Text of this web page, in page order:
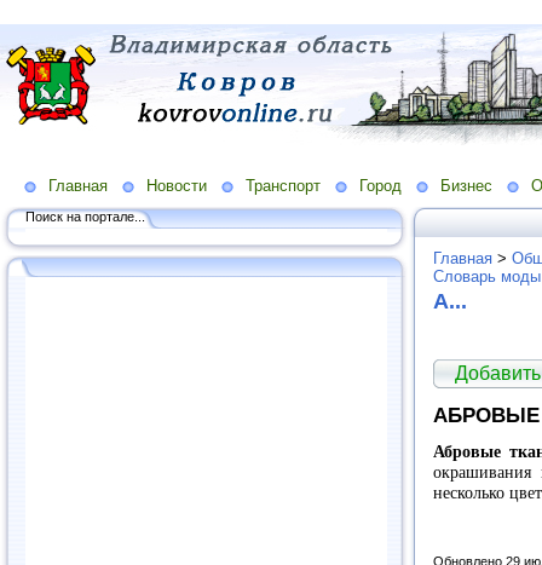
Главная Новости Транспорт Город Бизнес
Поиск на портале...
Главная >
Словарь
А...
АБРОВЫЕ
Абровые
несколько
Обновлено 29